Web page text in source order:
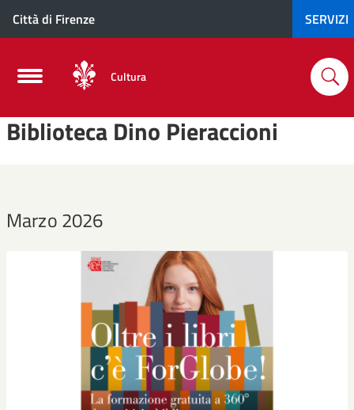
Città di Firenze SERVIZI
Cultura
Biblioteca Dino Pieraccioni
Marzo 2026